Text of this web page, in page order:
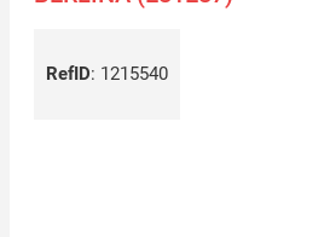
RefID: 1215540